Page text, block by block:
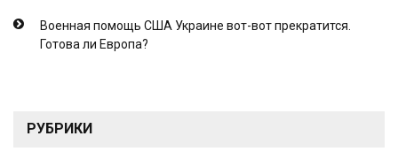
Военная помощь США Украине вот-вот прекратится.
Готова ли Европа?
РУБРИКИ